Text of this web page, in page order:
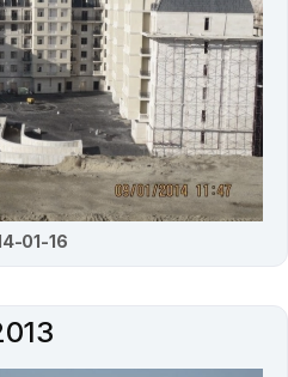
01-16